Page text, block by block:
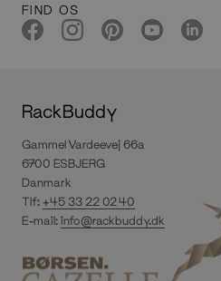
FIND OS
RackBuddy
Gammel Vardeevej 66a
6700 ESBJERG
Danmark
Tlf:+45 33 22 02 40
E-mail:info@rackbuddy.dk